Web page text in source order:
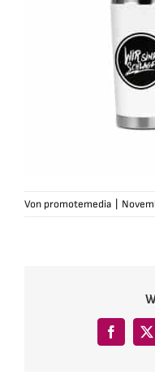
Von promotemedia
Facebook
X